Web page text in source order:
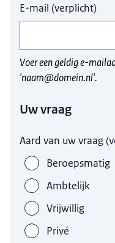
E-mail (verplicht)
Voer een geldig e-
'naam@domein.nl'.
Uw vraag
Aard van uw vraag(
Beroepsmatig
Ambtelijk
Vrijwillig
Privé